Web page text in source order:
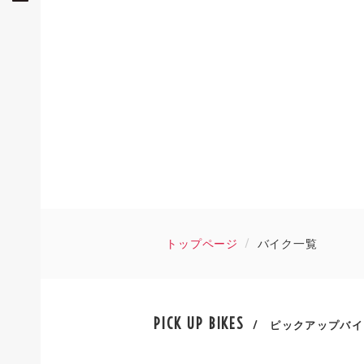
トップページ バイク一覧
PICK UP BIKES / ピックアップバ